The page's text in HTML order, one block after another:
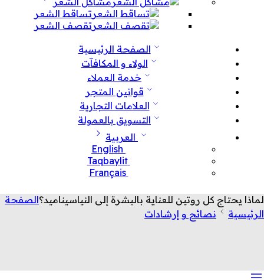
تساقط الشعر
تقصف الشعر
الصفحة الرئيسية
الولاء و المكافآت
خدمة العملاء
قوانين المتجر
العلامات التجارية
التسويق بالعمولة
العربية
English
Taqbaylit
Français
لماذا يحتاج كل روتين للعناية بالبشرة إلى النياسيناميد؟الصفحة
الرئيسية
نصائح و إرشادات